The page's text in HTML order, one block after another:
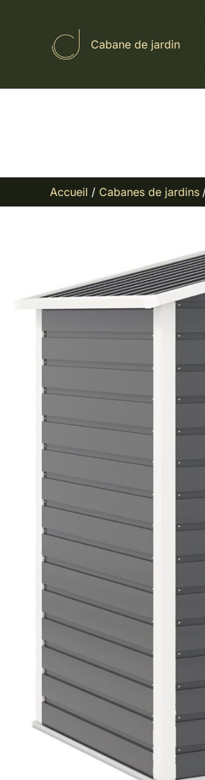
Cabane de jardin
Accueil Cabanes de jardins